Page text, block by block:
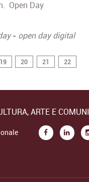
Open Day
- open day digital
19 20 21
22
ARTE E